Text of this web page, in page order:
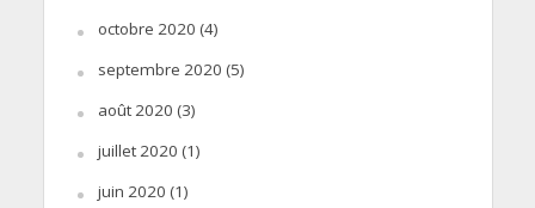
octobre 2020 (4)
septembre 2020 (5)
août 2020 (3)
juillet 2020 (1)
juin 2020 (1)